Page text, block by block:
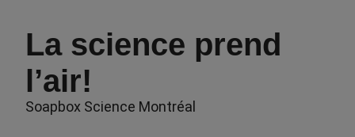
À propos
Location de salles
La science prend
l’air!
Soapbox Science Montréal